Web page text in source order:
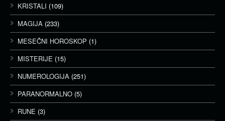
KRISTALI (109)
MAGIJA (233)
MESEČNI HOROSKOP (1)
MISTERIJE (15)
NUMEROLOGIJA (251)
PARANORMALNO (5)
RUNE (3)